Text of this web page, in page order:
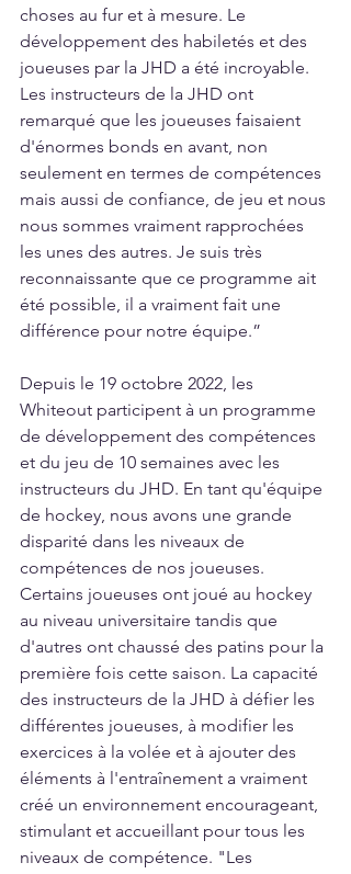
choses au fur et à mesure. Le
développement des habiletés et des
joueuses par la JHD a été incroyable.
Les instructeurs de la JHD ont
remarqué que les joueuses faisaient
d'énormes bonds en avant, non
seulement en termes de compétences
mais aussi de confiance, de jeu et nous
nous sommes vraiment rapprochées
les unes des autres. Je suis très
reconnaissante que ce programme ait
été possible, il a vraiment fait une
différence pour notre équipe.”
Depuis le 19 octobre 2022, les
Whiteout participent à un programme
de développement des compétences
et du jeu de 10 semaines avec les
instructeurs du JHD. En tant qu'équipe
de hockey, nous avons une grande
disparité dans les niveaux de
compétences de nos joueuses.
Certains joueuses ont joué au hockey
au niveau universitaire tandis que
d'autres ont chaussé des patins pour la
première fois cette saison. La capacité
des instructeurs de la JHD à défier les
différentes joueuses, à modifier les
exercices à la volée et à ajouter des
éléments à l'entraînement a vraiment
créé un environnement encourageant,
stimulant et accueillant pour tous les
niveaux de compétence. "Les